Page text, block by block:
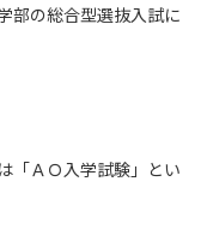
部の総合型選抜入試に
「ＡＯ入学試験」とい